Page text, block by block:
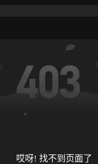
哎呀! 找不到页面了